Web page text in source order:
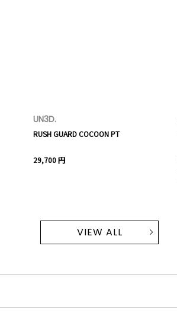
UN3D.
RUSH GUARD COCOON PT
29,700 円
VIEW ALL